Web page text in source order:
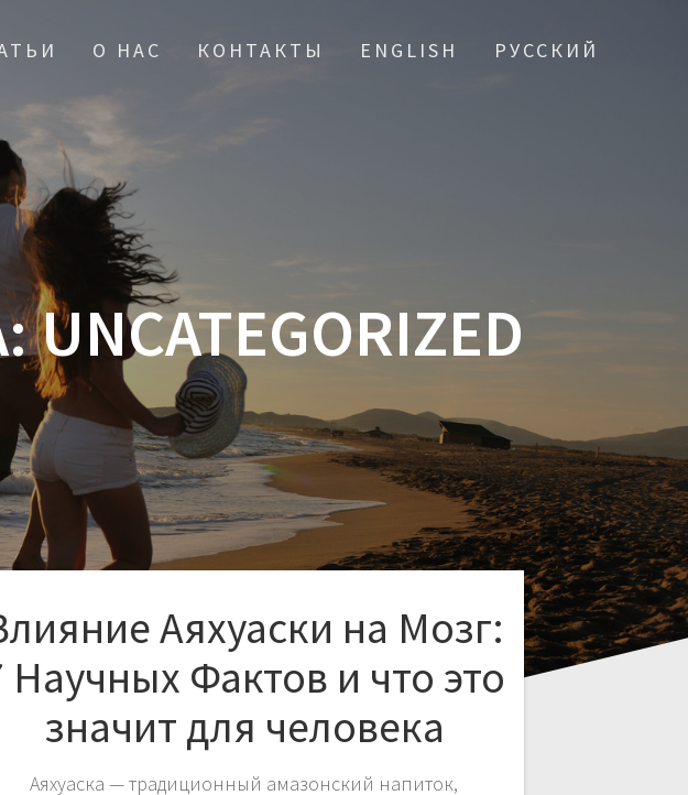
О НАС КОНТАКТЫ ENGLISH РУССКИЙ
UNCATEGORIZED
Аяхуаски на Мозг:
Научных Фактов и что это
значит для человека
Аяхуаска — традиционный амазонский напиток,